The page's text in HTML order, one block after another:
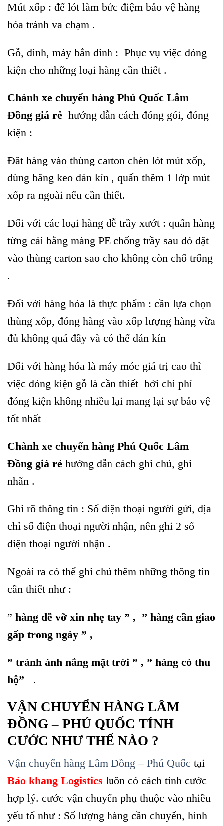
Mút xốp : để lót làm bức điệm bảo vệ hàng
hóa tránh va chạm .
Gỗ, đinh, máy bắn đinh : Phục vụ việc đóng
kiện cho những loại hàng cần thiết .
Chành xe chuyển hàng Phú Quốc Lâm
Đồng giá rẻ hướng dẫn cách đóng gói, đóng
kiện :
Đặt hàng vào thùng carton chèn lót mút xốp,
dùng băng keo dán kín , quấn thêm 1 lớp mút
xốp ra ngoài nếu cần thiết.
Đối với các loại hàng dễ trầy xướt : quấn hàng
từng cái bằng màng PE chống trầy sau đó đặt
vào thùng carton sao cho không còn chổ trống
.
Đối với hàng hóa là thực phẩm : cần lựa chọn
thùng xốp, đóng hàng vào xốp lượng hàng vừa
đủ không quá đầy và có thể dán kín
Đối với hàng hóa là máy móc giá trị cao thì
việc đóng kiện gỗ là cần thiết bởi chi phí
đóng kiện không nhiều lại mang lại sự bảo vệ
tốt nhất
Chành xe chuyển hàng Phú Quốc Lâm
Đồng giá rẻ hướng dẫn cách ghi chú, ghi
nhãn .
Ghi rõ thông tin : Số điện thoại người gửi, địa
chỉ số điện thoại người nhận, nên ghi 2 số
điện thoại người nhận .
Ngoài ra có thể ghi chú thêm những thông tin
cần thiết như :
” hàng dễ vỡ xin nhẹ tay ” , ” hàng cần giao
gấp trong ngày ” ,
” tránh ánh nắng mặt trời ” , ” hàng có thu
hộ”
.
VẬN CHUYỂN HÀNG LÂM
ĐỒNG – PHÚ QUỐC TÍNH
CƯỚC NHƯ THẾ NÀO ?
Vận chuyển hàng Lâm Đồng – Phú Quốc tại
Bảo khang Logistics luôn có cách tính cước
hợp lý. cước vận chuyển phụ thuộc vào nhiều
yếu tố như : Số lượng hàng cần chuyển, hình